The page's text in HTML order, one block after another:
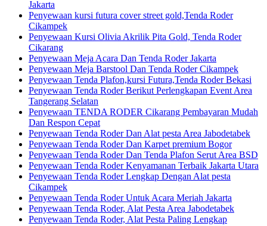
Jakarta
Penyewaan kursi futura cover street gold,Tenda Roder
Cikampek
Penyewaan Kursi Olivia Akrilik Pita Gold, Tenda Roder
Cikarang
Penyewaan Meja Acara Dan Tenda Roder Jakarta
Penyewaan Meja Barstool Dan Tenda Roder Cikampek
Penyewaan Tenda Plafon,kursi Futura,Tenda Roder Bekasi
Penyewaan Tenda Roder Berikut Perlengkapan Event Area
Tangerang Selatan
Penyewaan TENDA RODER Cikarang Pembayaran Mudah
Dan Respon Cepat
Penyewaan Tenda Roder Dan Alat pesta Area Jabodetabek
Penyewaan Tenda Roder Dan Karpet premium Bogor
Penyewaan Tenda Roder Dan Tenda Plafon Serut Area BSD
Penyewaan Tenda Roder Kenyamanan Terbaik Jakarta Utara
Penyewaan Tenda Roder Lengkap Dengan Alat pesta
Cikampek
Penyewaan Tenda Roder Untuk Acara Meriah Jakarta
Penyewaan Tenda Roder, Alat Pesta Area Jabodetabek
Penyewaan Tenda Roder, Alat Pesta Paling Lengkap